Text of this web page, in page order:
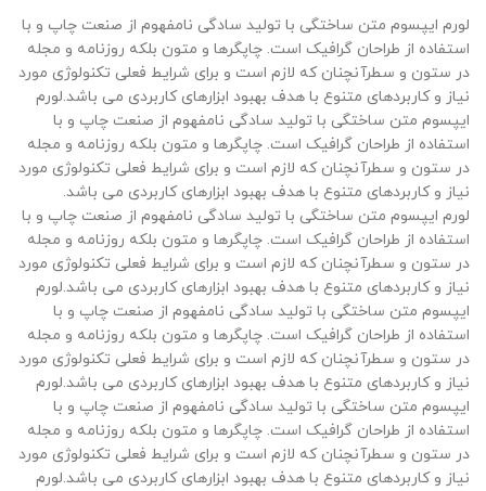
لورم ایپسوم متن ساختگی با تولید سادگی نامفهوم از صنعت چاپ و با
استفاده از طراحان گرافیک است. چاپگرها و متون بلکه روزنامه و مجله
در ستون و سطرآنچنان که لازم است و برای شرایط فعلی تکنولوژی مورد
نیاز و کاربردهای متنوع با هدف بهبود ابزارهای کاربردی می باشد.لورم
ایپسوم متن ساختگی با تولید سادگی نامفهوم از صنعت چاپ و با
استفاده از طراحان گرافیک است. چاپگرها و متون بلکه روزنامه و مجله
در ستون و سطرآنچنان که لازم است و برای شرایط فعلی تکنولوژی مورد
نیاز و کاربردهای متنوع با هدف بهبود ابزارهای کاربردی می باشد.
لورم ایپسوم متن ساختگی با تولید سادگی نامفهوم از صنعت چاپ و با
استفاده از طراحان گرافیک است. چاپگرها و متون بلکه روزنامه و مجله
در ستون و سطرآنچنان که لازم است و برای شرایط فعلی تکنولوژی مورد
نیاز و کاربردهای متنوع با هدف بهبود ابزارهای کاربردی می باشد.لورم
ایپسوم متن ساختگی با تولید سادگی نامفهوم از صنعت چاپ و با
استفاده از طراحان گرافیک است. چاپگرها و متون بلکه روزنامه و مجله
در ستون و سطرآنچنان که لازم است و برای شرایط فعلی تکنولوژی مورد
نیاز و کاربردهای متنوع با هدف بهبود ابزارهای کاربردی می باشد.لورم
ایپسوم متن ساختگی با تولید سادگی نامفهوم از صنعت چاپ و با
استفاده از طراحان گرافیک است. چاپگرها و متون بلکه روزنامه و مجله
در ستون و سطرآنچنان که لازم است و برای شرایط فعلی تکنولوژی مورد
نیاز و کاربردهای متنوع با هدف بهبود ابزارهای کاربردی می باشد.لورم